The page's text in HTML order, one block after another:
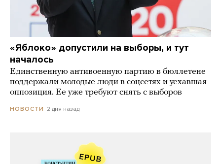
«Яблоко» допустили на выборы, и тут
началось
Единственную антивоенную партию в бюллетене
поддержали молодые люди в соцсетях и уехавшая
оппозиция. Ее уже требуют снять с выборов
НОВОСТИ 2 дня назад